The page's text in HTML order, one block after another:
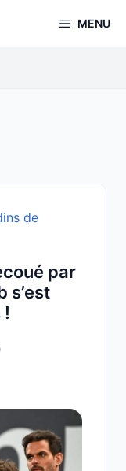
MENU
de
par
s’est
!